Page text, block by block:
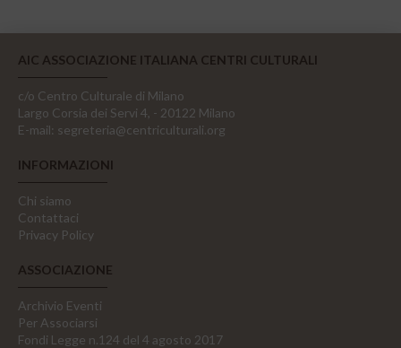
AIC ASSOCIAZIONE ITALIANA CENTRI CULTURALI
c/o Centro Culturale di Milano
Largo Corsia dei Servi 4, - 20122 Milano
E-mail: segreteria@centriculturali.org
INFORMAZIONI
Chi siamo
Contattaci
Privacy Policy
ASSOCIAZIONE
Archivio Eventi
Per Associarsi
Fondi Legge n.124 del 4 agosto 2017